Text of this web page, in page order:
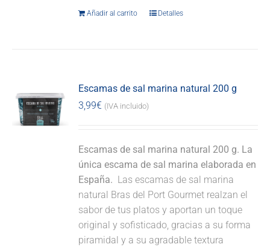
Añadir al carrito Detalles
Escamas de sal marina natural 200 g
3,99€ (IVA incluido)
Escamas de sal marina natural 200 g. La
única escama de sal marina elaborada en
España. Las escamas de sal marina
natural Bras del Port Gourmet realzan el
sabor de tus platos y aportan un toque
original y sofisticado, gracias a su forma
piramidal y a su agradable textura